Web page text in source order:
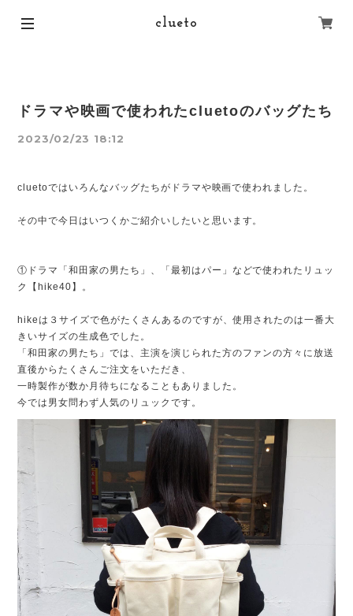
clueto
ドラマや映画で使われたcluetoのバッグたち
2023/02/23 18:12
cluetoではいろんなバッグたちがドラマや映画で使われました。
その中で今日はいつくかご紹介いしたいと思います。
①ドラマ「和田家の男たち」、「最初はパー」などで使われたリュッ
ク【hike40】。
hikeは３サイズで色がたくさんあるのですが、使用されたのは一番大
きいサイズの生成色でした。
「和田家の男たち」では、主演を演じられた方のファンの方々に放送
直後からたくさんご注文をいただき、
一時製作が数か月待ちになることもありました。
今では男女問わず人気のリュックです。